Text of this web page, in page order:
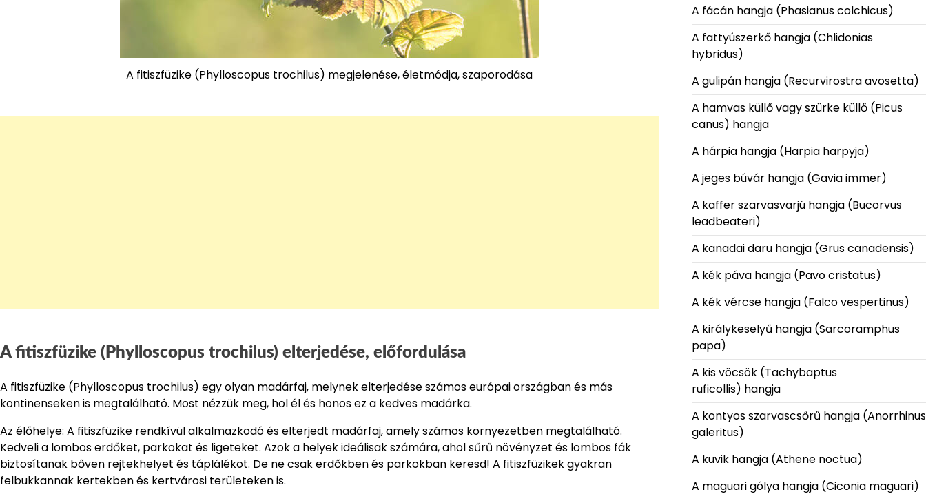
A fitiszfüzike (Phylloscopus trochilus) megjelenése, életmódja, szaporodása
A fitiszfüzike (Phylloscopus trochilus) elterjedése, előfordulása
A fitiszfüzike (Phylloscopus trochilus) egy olyan madárfaj, melynek elterjedése számos európai országban és más
kontinenseken is megtalálható. Most nézzük meg, hol él és honos ez a kedves madárka.
Az élőhelye: A fitiszfüzike rendkívül alkalmazkodó és elterjedt madárfaj, amely számos környezetben megtalálható.
Kedveli a lombos erdőket, parkokat és ligeteket. Azok a helyek ideálisak számára, ahol sűrű növényzet és lombos fák
biztosítanak bőven rejtekhelyet és táplálékot. De ne csak erdőkben és parkokban keresd! A fitiszfüzikek gyakran
felbukkannak kertekben és kertvárosi területeken is.
A fácán hangja (Phasianus colchicus)
A fattyúszerkő hangja (Chlidonias
hybridus)
A gulipán hangja (Recurvirostra avosetta)
A hamvas küllő vagy szürke küllő (Picus
canus) hangja
A hárpia hangja (Harpia harpyja)
A jeges búvár hangja (Gavia immer)
A kaffer szarvasvarjú hangja (Bucorvus
leadbeateri)
A kanadai daru hangja (Grus canadensis)
A kék páva hangja (Pavo cristatus)
A kék vércse hangja (Falco vespertinus)
A királykeselyű hangja (Sarcoramphus
papa)
A kis vöcsök (Tachybaptus
ruficollis) hangja
A kontyos szarvascsőrű hangja (Anorrhinus
galeritus)
A kuvik hangja (Athene noctua)
A maguari gólya hangja (Ciconia maguari)